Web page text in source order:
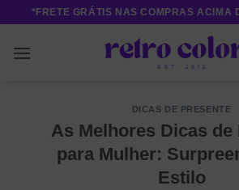
content
*FRETE GRÁTIS NAS COMPRAS ACIMA
DICAS DE PRESENTE
As Melhores Dicas de
para Mulher:
Estilo